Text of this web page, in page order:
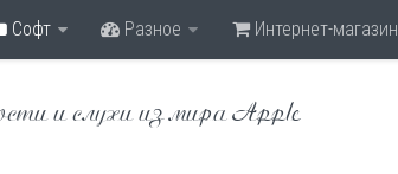
Софт Разное Интернет-магазин
и слухи из мира Apple